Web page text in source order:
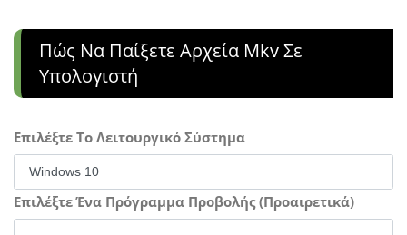
Πώς Να Παίξετε Αρχεία Mkv Σε
Υπολογιστή
Επιλέξτε Το Λειτουργικό Σύστημα
Επιλέξτε Ένα Πρόγραμμα Προβολής (Προαιρετικά)